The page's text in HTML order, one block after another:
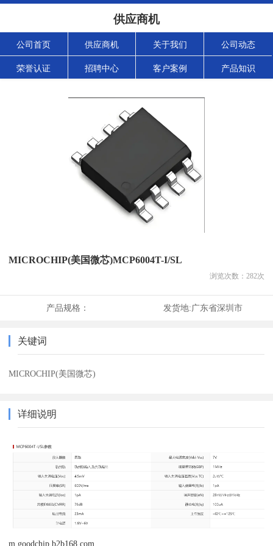
供应商机
公司首页 供应商机 关于我们 公司动态
荣誉认证 招聘中心 客户案例 产品知识
MICROCHIP(美国微芯)MCP6004T-I/SL
浏览次数： 282次
产品规格： 发货地:广东省深圳市
关键词
MICROCHIP(美国微芯)
详细说明
m.goodchip.b2b168.com